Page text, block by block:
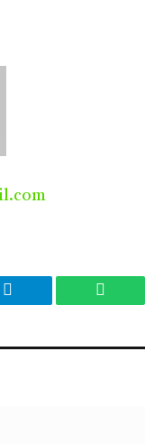
Telegram